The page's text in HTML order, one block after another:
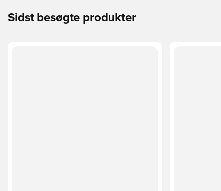
Sidst besøgte produkter